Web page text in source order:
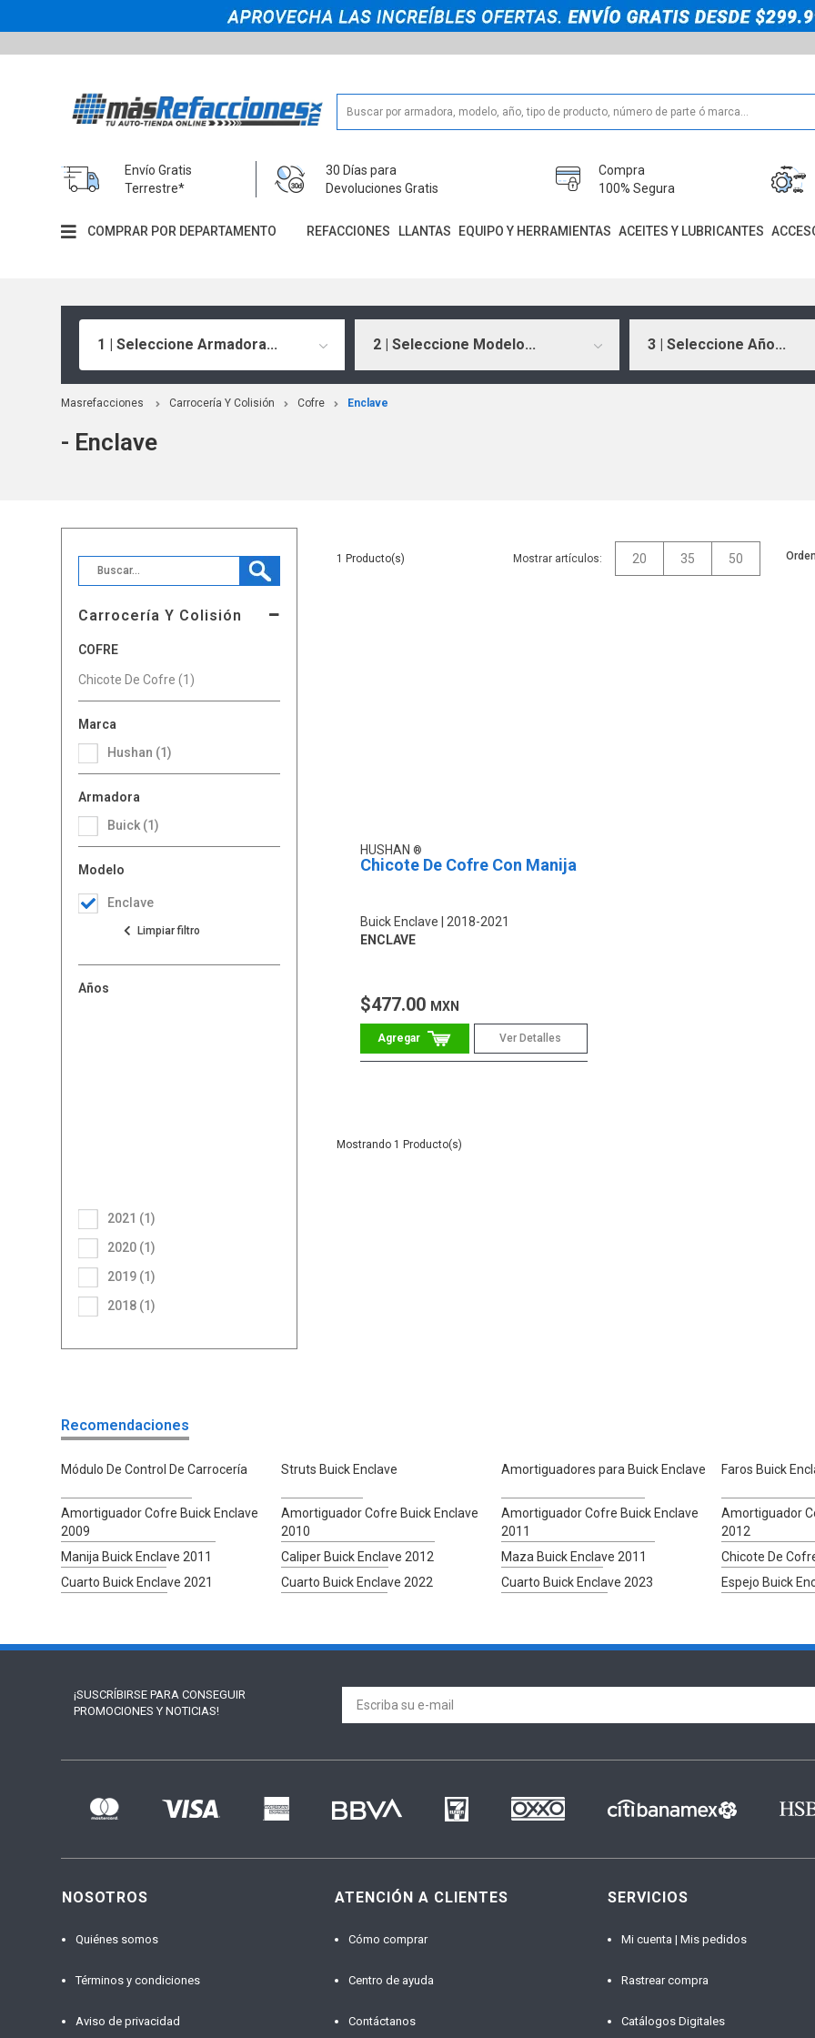
Envío Gratis
Terrestre*
30 Días para
Devoluciones Gratis
Compra
100% Segura
COMPRAR POR DEPARTAMENTO REFACCIONES LLANTAS EQUIPO Y HERRAMIENTAS ACEITES Y LUBRICANTES
1 | Seleccione Armadora... 2 | Seleccione Modelo... 3 | Seleccione Año...
Masrefacciones Carrocería Y Colisión Cofre Enclave
- Enclave
Carrocería Y Colisión
COFRE
Chicote De Cofre (1)
Marca
Hushan (1)
Armadora
Buick (1)
Modelo
Enclave
Años
2018 (1)
2019 (1)
2020 (1)
2021 (1)
1 Mostrar artículos: 20 35 50
HUSHAN
Chicote De Cofre Con Manija
Buick Enclave
2018-2021
ENCLAVE
$477.00 MXN
Ver Detalles
1
Recomendaciones
Módulo De Control De Carrocería Struts Buick Enclave Amortiguadores para Buick Enclave Faros Buick
Amortiguador Cofre Buick Enclave
2009
Amortiguador Cofre Buick Enclave
2010
Amortiguador Cofre Buick Enclave
2011
Amortiguador
2012
Manija Buick Enclave 2011 Caliper Buick Enclave 2012 Maza Buick Enclave 2011 Chicote De
Cuarto Buick Enclave 2021
Cuarto Buick Enclave 2022 Cuarto Buick Enclave 2023 Espejo Buick
¡SUSCRÍBIRSE PARA CONSEGUIR
PROMOCIONES Y NOTICIAS!
NOSOTROS
Quiénes somos
Términos y condiciones
Aviso de privacidad
ATENCIÓN A CLIENTES
Cómo comprar
Centro de ayuda
Contáctanos
SERVICIOS
Mi cuenta | Mis pedidos
Rastrear compra
Catálogos Digitales